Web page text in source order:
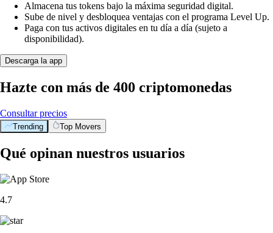
Almacena tus tokens bajo la máxima seguridad digital.
Sube de nivel y desbloquea ventajas con el programa Level Up.
Paga con tus activos digitales en tu día a día (sujeto a
disponibilidad).
Descarga la app
Hazte con más de 400 criptomonedas
Consultar precios
Trending Top Movers
Qué opinan nuestros usuarios
4.7